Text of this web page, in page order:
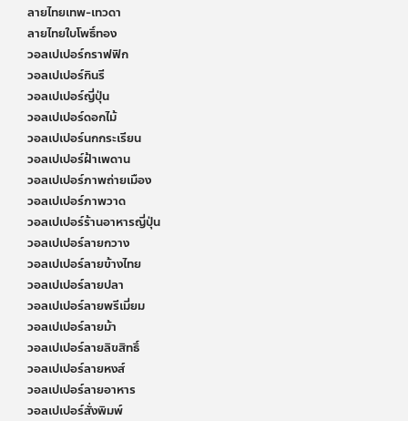
ลายไทยเทพ-เทวดา
ลายไทยใบโพธิ์ทอง
วอลเปเปอร์กราฟฟิก
วอลเปเปอร์กินรี
วอลเปเปอร์ญี่ปุ่น
วอลเปเปอร์ดอกไม้
วอลเปเปอร์นกกระเรียน
วอลเปเปอร์ฝ้าเพดาน
วอลเปเปอร์ภาพถ่ายเมือง
วอลเปเปอร์ภาพวาด
วอลเปเปอร์ร้านอาหารญี่ปุ่น
วอลเปเปอร์ลายกวาง
วอลเปเปอร์ลายข้างไทย
วอลเปเปอร์ลายปลา
วอลเปเปอร์ลายพรีเมี่ยม
วอลเปเปอร์ลายม้า
วอลเปเปอร์ลายลิขสิทธิ์
วอลเปเปอร์ลายหงส์
วอลเปเปอร์ลายอาหาร
วอลเปเปอร์สั่งพิมพ์